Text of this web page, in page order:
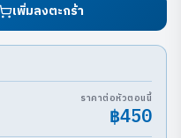
เพิ่มลงตะกร้า
ราคาต่อหัวตอนนี้
฿450